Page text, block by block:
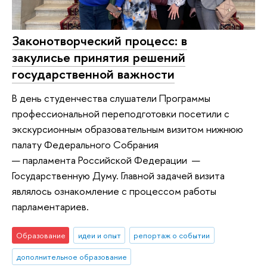
Законотворческий процесс: в
закулисье принятия решений
государственной важности
В день студенчества слушатели Программы
профессиональной переподготовки посетили с
экскурсионным образовательным визитом нижнюю
палату Федерального Собрания
— парламента Российской Федерации —
Государственную Думу. Главной задачей визита
являлось ознакомление с процессом работы
парламентариев.
Образование идеи и опыт
репортаж о событии
дополнительное образование